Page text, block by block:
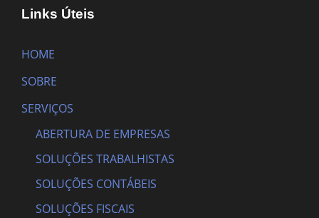
Links Úteis
HOME
SOBRE
SERVIÇOS
ABERTURA DE EMPRESAS
SOLUÇÕES TRABALHISTAS
SOLUÇÕES CONTÁBEIS
SOLUÇÕES FISCAIS